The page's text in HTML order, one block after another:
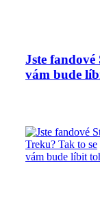
Jste
vám bude